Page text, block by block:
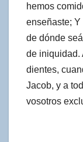
hemos
enseñaste;
de dónde
de iniquidad.
dientes,
Jacob, y a
vosotros